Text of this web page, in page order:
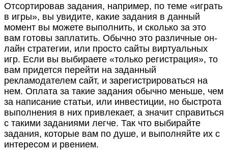
Отсортировав задания, например, по теме «играть
в игры», вы увидите, какие задания в данный
момент вы можете выполнить, и сколько за это
вам готовы заплатить. Обычно это различные он-
лайн стратегии, или просто сайты виртуальных
игр. Если вы выбираете «только регистрация», то
вам придется перейти на заданный
рекламодателем сайт, и зарегистрироваться на
нем. Оплата за такие задания обычно меньше, чем
за написание статьи, или инвестиции, но быстрота
выполнения в них привлекает, а значит справиться
с такими заданиями легче. Так что выбирайте
задания, которые вам по душе, и выполняйте их с
интересом и рвением.